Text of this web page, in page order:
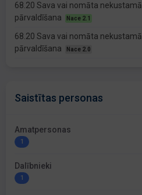
68.20 Sava vai nomāta
pārvaldīšana
Nace 2.1
68.20 Sava vai nomāta
pārvaldīšana
Nace 2.0
Saistītas personas
Amatpersonas
1
Dalībnieki
1